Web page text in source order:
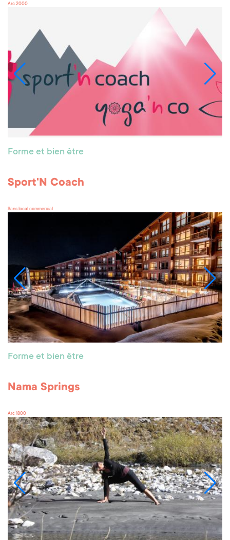
Arc 2000
Forme et bien être
Sport'N Coach
Sans local commercial
Forme et bien être
Nama Springs
Arc 1800